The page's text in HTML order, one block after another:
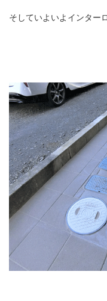
そしていよいよインター